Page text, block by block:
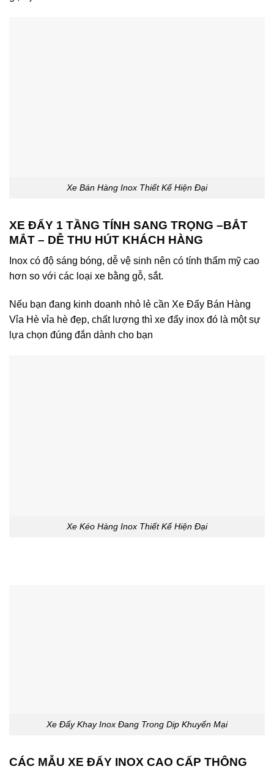
Xe Bán Hàng Inox Thiết Kế Hiện Đại
XE ĐẨY 1 TẦNG TÍNH SANG TRỌNG –BẮT
MẮT – DỄ THU HÚT KHÁCH HÀNG
Inox có độ sáng bóng, dễ vệ sinh nên có tính thẩm mỹ cao
hơn so với các loại xe bằng gỗ, sắt.
Nếu bạn đang kinh doanh nhỏ lẻ cần Xe Đẩy Bán Hàng
Vỉa Hè vỉa hè đẹp, chất lượng thì xe đẩy inox đó là một sự
lựa chọn đúng đắn dành cho bạn
Xe Kéo Hàng Inox Thiết Kế Hiện Đại
Xe Đẩy Khay Inox Đang Trong Dịp Khuyến Mại
CÁC MẪU XE ĐẨY INOX CAO CẤP THÔNG